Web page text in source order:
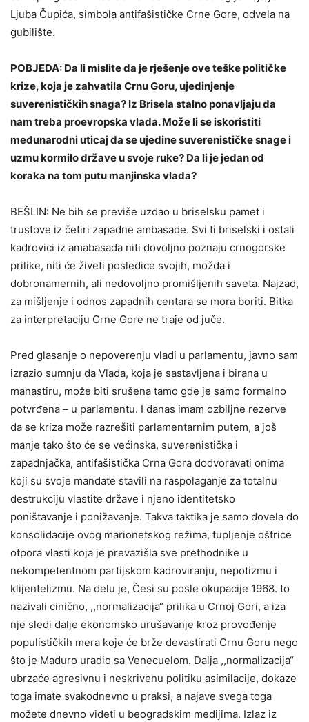
Ljuba Čupića, simbola antifašističke Crne Gore, odvela na
gubilište.
POBJEDA: Da li mislite da je rješenje ove teške političke
krize, koja je zahvatila Crnu Goru, ujedinjenje
suverenističkih snaga? Iz Brisela stalno ponavljaju da
nam treba proevropska vlada. Može li se iskoristiti
međunarodni uticaj da se ujedine suverenističke snage i
uzmu kormilo države u svoje ruke? Da li je jedan od
koraka na tom putu manjinska vlada?
BEŠLIN: Ne bih se previše uzdao u briselsku pamet i
trustove iz četiri zapadne ambasade. Svi ti briselski i ostali
kadrovici iz amabasada niti dovoljno poznaju crnogorske
prilike, niti će živeti posledice svojih, možda i
dobronamernih, ali nedovoljno promišljenih saveta. Najzad,
za mišljenje i odnos zapadnih centara se mora boriti. Bitka
za interpretaciju Crne Gore ne traje od juče.
Pred glasanje o nepoverenju vladi u parlamentu, javno sam
izrazio sumnju da Vlada, koja je sastavljena i birana u
manastiru, može biti srušena tamo gde je samo formalno
potvrđena – u parlamentu. I danas imam ozbiljne rezerve
da se kriza može razrešiti parlamentarnim putem, a još
manje tako što će se većinska, suverenistička i
zapadnjačka, antifašistička Crna Gora dodvoravati onima
koji su svoje mandate stavili na raspolaganje za totalnu
destrukciju vlastite države i njeno identitetsko
poništavanje i ponižavanje. Takva taktika je samo dovela do
konsolidacije ovog marionetskog režima, tupljenje oštrice
otpora vlasti koja je prevazišla sve prethodnike u
nekompetentnom partijskom kadroviranju, nepotizmu i
klijentelizmu. Na delu je, Česi su posle okupacije 1968. to
nazivali cinično, ,,normalizacija“ prilika u Crnoj Gori, a iza
nje sledi dalje ekonomsko urušavanje kroz provođenje
populističkih mera koje će brže devastirati Crnu Goru nego
što je Maduro uradio sa Venecuelom. Dalja ,,normalizacija“
ubrzaće agresivnu i neskrivenu politiku asimilacije, dokaze
toga imate svakodnevno u praksi, a najave svega toga
možete dnevno videti u beogradskim medijima. Izlaz iz